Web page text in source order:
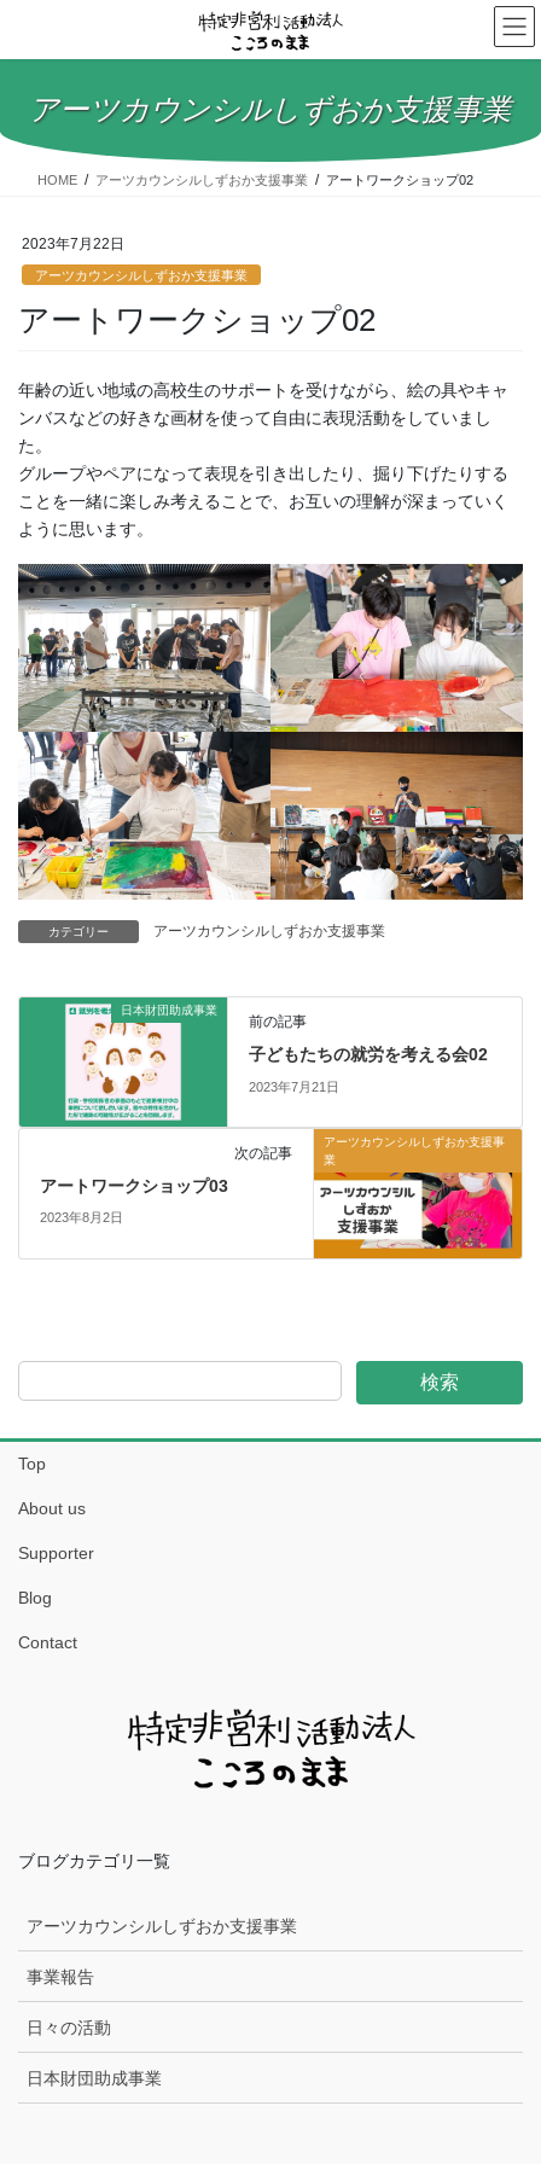
テ
へ
ゲ
ョ
アーツカウンシルしずおか支援事業
HOME アーツカウンシルしずおか支援事業 アートワークショップ02
2023年7月22日
アーツカウンシルしずおか支援事業
アートワークショップ02
年齢の近い地域の高校生のサポートを受けながら、絵の具やキャ
ンバスなどの好きな画材を使って自由に表現活動をしていまし
た。
グループやペアになって表現を引き出したり、掘り下げたりする
ことを一緒に楽しみ考えることで、お互いの理解が深まっていく
ように思います。
カテゴリー アーツカウンシルしずおか支援事業
日本財団助成事業
前の記事
子どもたちの就労を考える会02
2023年7月21日
アーツカウンシルしずおか支援事
業
次の記事
アートワークショップ03
2023年8月2日
検索
Top
About us
Supporter
Blog
Contact
ブログカテゴリ一覧
アーツカウンシルしずおか支援事業
事業報告
日々の活動
日本財団助成事業